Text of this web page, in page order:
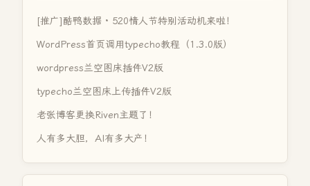
[推广]酷鸭数据 · 520情人节特别活动机来啦！
WordPress首页调用typecho教程（1.3.0版）
wordpress兰空图床插件V2版
typecho兰空图床上传插件V2版
老张博客更换Riven主题了！
人有多大胆，AI有多大产！